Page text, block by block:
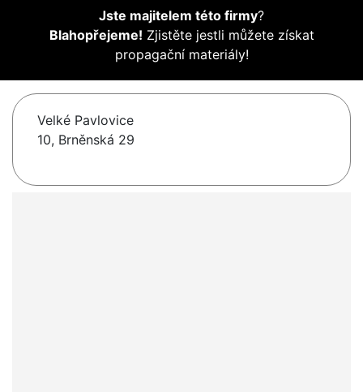
Jste majitelem této firmy?
Blahopřejeme! Zjistěte jestli můžete získat
propagační materiály!
Velké Pavlovice
10, Brněnská 29